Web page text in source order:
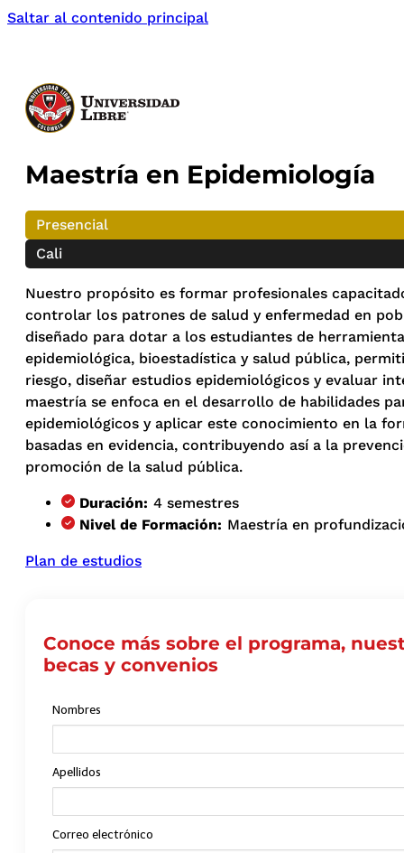
Saltar al contenido principal
Maestría en Epidemiología
Presencial
Cali
Nuestro propósito es formar profesionales
controlar los patrones de salud y enfermedad en
diseñado para dotar a los estudiantes de
epidemiológica, bioestadística y salud pública,
riesgo, diseñar estudios epidemiológicos y evaluar
maestría se enfoca en el desarrollo de habilidades
epidemiológicos y aplicar este conocimiento en la
basadas en evidencia, contribuyendo así a la
promoción de la salud pública.
Duración: 4 semestres
Nivel de Formación: Maestría en
Plan de estudios
Conoce más sobre el programa,
becas y convenios